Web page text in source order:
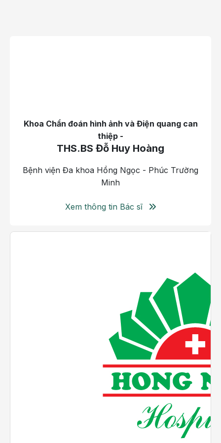
Cũng theo bác sĩ Hoàng, so với phẫu thuật truyền
thống, đốt sóng cao tần (RFA) mang lại nhiều lợi ích
cho người bệnh. Đây là kỹ thuật ít xâm lấn, người
bệnh không cần phẫu thuật, không cần cắt bỏ tuyến
giáp, hạn chế nguy cơ biến chứng và bảo tồn chức
năng tuyến giáp. Thời gian thực hiện nhanh chóng,
chỉ khoảng 30 phút đã xử lý được toàn bộ khối u,
bệnh nhân hoàn toàn không cần lưu viện.
Đặc biệt, phương pháp đốt sóng cao tần RFA không
xâm lấn, hầu như không ảnh hưởng đến dây thần
kinh thanh quản, bảo tồn nguyên vẹn giọng nói,
không gây khàn tiếng, mất tiếng, không để lại sẹo,
Khoa Chẩn đoán hình ảnh và Điện quang can
thiệp -
THS.BS Đỗ Huy Hoàng
Bệnh viện Đa khoa Hồng Ngọc - Phúc Trường
Minh
Xem thông tin Bác sĩ